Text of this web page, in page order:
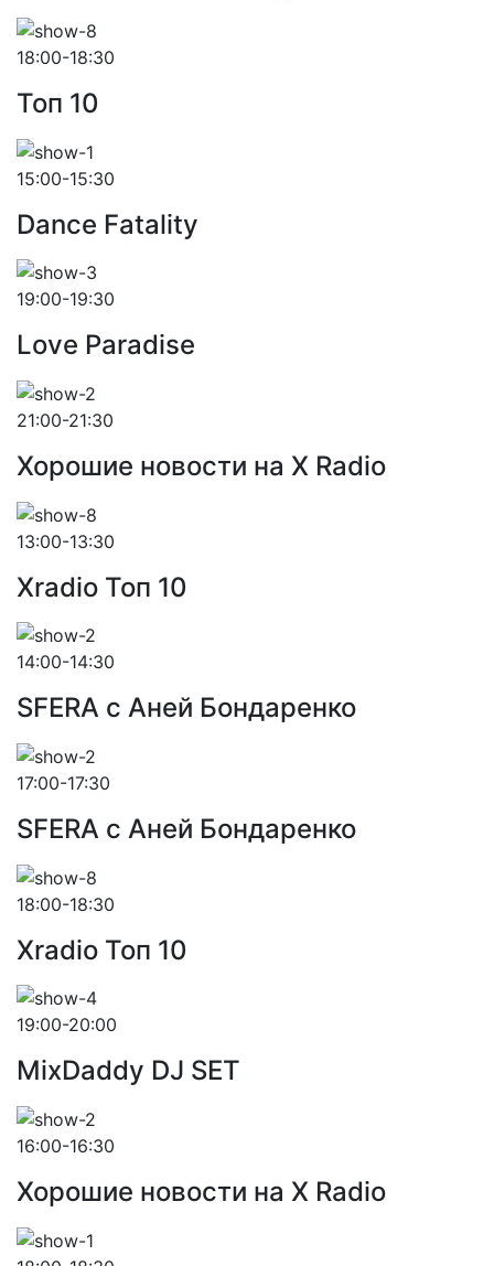
18:00-18:30
Toп 10
15:00-15:30
Dance Fatality
19:00-19:30
Love Paradise
21:00-21:30
Хорошие новости на X Radio
13:00-13:30
Xradio Топ 10
14:00-14:30
SFERA с Аней Бондаренко
17:00-17:30
SFERA с Аней Бондаренко
18:00-18:30
Xradio Топ 10
19:00-20:00
MixDaddy DJ SET
16:00-16:30
Хорошие новости на X Radio